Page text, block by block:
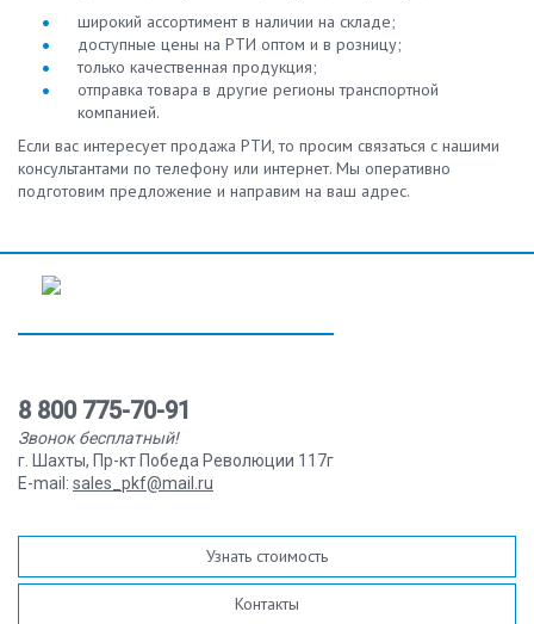
широкий ассортимент в наличии на складе;
доступные цены на РТИ оптом и в розницу;
только качественная продукция;
отправка товара в другие регионы транспортной
компанией.
Если вас интересует продажа РТИ, то просим связаться с нашими
консультантами по телефону или интернет. Мы оперативно
подготовим предложение и направим на ваш адрес.
8 800 775-70-91
Звонок бесплатный!
г. Шахты, Пр-кт Победа Революции 117г
E-mail: sales_pkf@mail.ru
Узнать стоимость
Контакты